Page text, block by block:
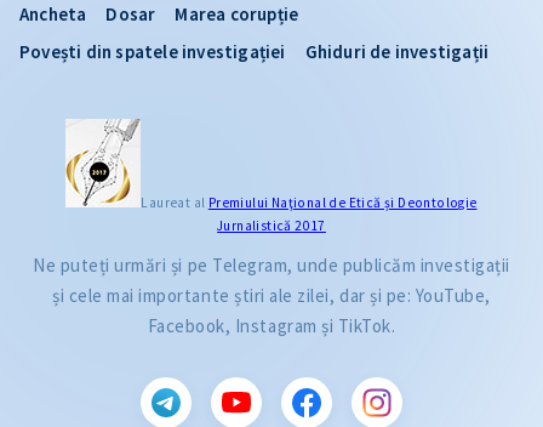
Ancheta Dosar
Marea corupție
Povești din spatele investigației
Ghiduri de investigații
Laureat al Premiului Naţional de Etică și Deontologie
Jurnalistică 2017
Ne puteți urmări și pe Telegram, unde publicăm investigații
și cele mai importante știri ale zilei, dar și pe: YouTube,
Facebook, Instagram și TikTok.